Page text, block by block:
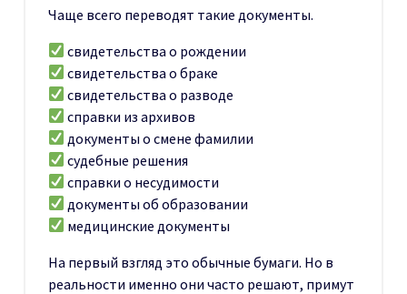
Чаще всего переводят такие документы.
свидетельства о рождении
свидетельства о браке
свидетельства о разводе
справки из архивов
документы о смене фамилии
судебные решения
справки о несудимости
документы об образовании
медицинские документы
На первый взгляд это обычные бумаги. Но в
реальности именно они часто решают, примут